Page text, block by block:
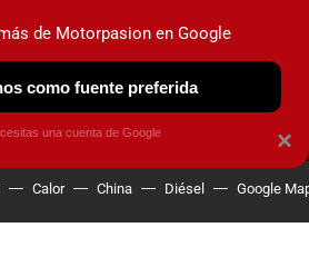
NUEVO
ELÉCTRICOS OBSERVATORIO
Calor China Diésel Google
×
de Motorpasion en Google
como fuente preferida
una cuenta de Google